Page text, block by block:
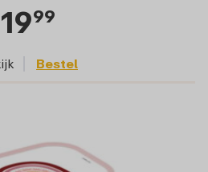
1999
Bestel